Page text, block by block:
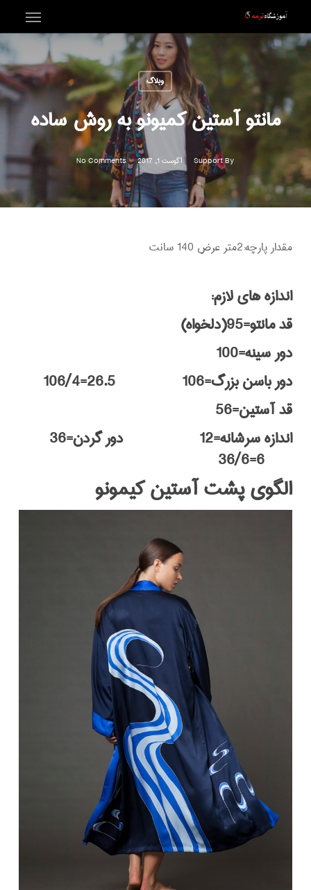
to
main
content
Menu
وبلاگ
مانتو آستین کمیونو به روش ساده
By
Support آگوست 1, 2017 No Comments
مقدار پارچه:2متر عرض 140 سانت
اندازه های لازم:
قد مانتو=95(دلخواه)
دور سینه=100
دور باسن بزرگ=106 26.5=106/4
قد آستین=56
الگوی پشت آستین کیمونو